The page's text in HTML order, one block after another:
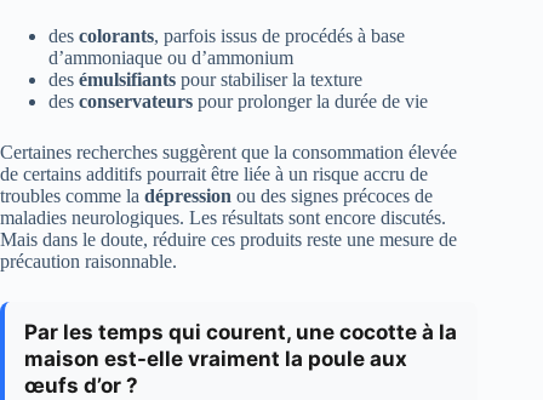
des colorants, parfois issus de procédés à base
d’ammoniaque ou d’ammonium
des émulsifiants pour stabiliser la texture
des conservateurs pour prolonger la durée de vie
Certaines recherches suggèrent que la consommation élevée
de certains additifs pourrait être liée à un risque accru de
troubles comme la dépression ou des signes précoces de
maladies neurologiques. Les résultats sont encore discutés.
Mais dans le doute, réduire ces produits reste une mesure de
précaution raisonnable.
Par les temps qui courent, une cocotte à la
maison est-elle vraiment la poule aux
œufs d’or ?